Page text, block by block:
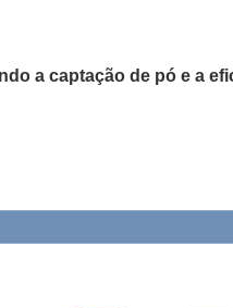
a captação de pó e a